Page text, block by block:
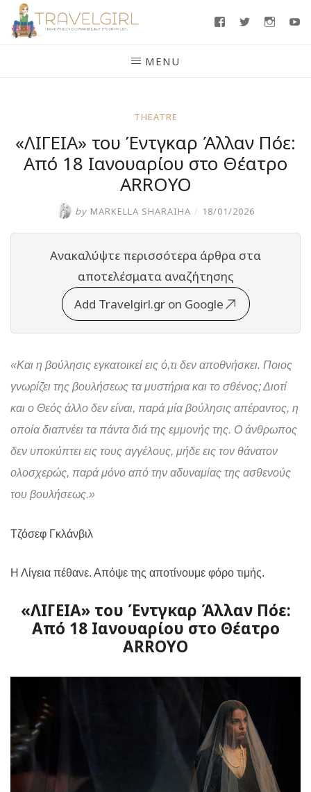
Skip
FacebookTwitter
MENU
THEATRE
«ΛΙΓΕΙΑ» του Έντγκαρ Άλλαν Πόε:
Από 18 Ιανουαρίου στο Θέατρο
ARROYO
by MARKELLA SHARAIHA / 18/01/2026
Ανακαλύψτε περισσότερα άρθρα στα
αποτελέσματα αναζήτησης
Add Travelgirl.gr on Google
«Και η βούλησις εγκατοικεί εις ό,τι δεν αποθνήσκει. Ποιος
γνωρίζει της βουλήσεως τα μυστήρια και το σθένος; Διοτί
και ο Θεός άλλο δεν είναι, παρά μία βούλησις απέραντος, η
οποία διαπνέει τα πάντα διά της εμμονής της. Ο άνθρωπος
δεν υποκύπτει εις τους αγγέλους, μήδε εις τον θάνατον
ολοσχερώς, παρά μόνο από την αδυναμίας της ασθενούς
του βουλήσεως.»
Τζόσεφ Γκλάνβιλ
Η Λίγεια πέθανε. Απόψε της αποτίνουμε φόρο τιμής.
«ΛΙΓΕΙΑ» του Έντγκαρ Άλλαν Πόε:
Από 18 Ιανουαρίου στο Θέατρο
ARROYO